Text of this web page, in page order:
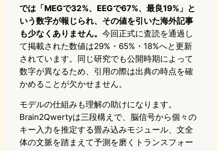
では「MEGで32%、EEGで67%、最良19%」と
いう数字が報じられ、その値を引いた海外記事
も少なくありません。 今回正式に査読を通過し
て掲載された数値は29%・65%・18%へと更新
されています。同じ研究でも公開時期によって
数字が異なるため、引用の際は出典の時点を確
かめることが欠かせません。
モデルの仕組みも理解の助けになります。
Brain2Qwertyは三段構えで、脳信号から個々の
キー入力を推定する畳み込みモジュール、文全
体の文脈を踏まえて予測を磨くトランスフォー